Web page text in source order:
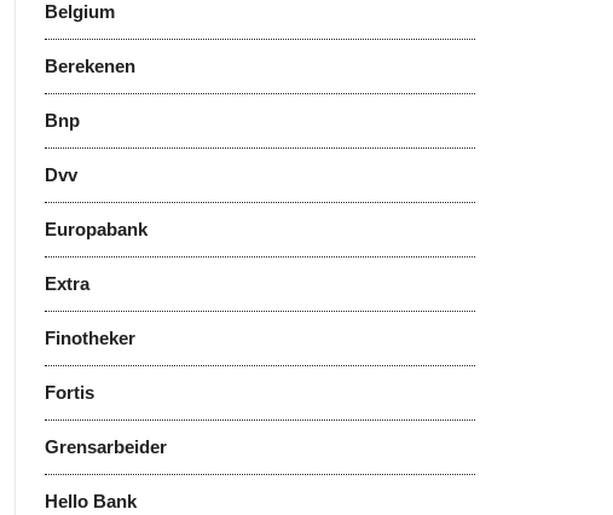
Belgium
Berekenen
Bnp
Dvv
Europabank
Extra
Finotheker
Fortis
Grensarbeider
Hello Bank